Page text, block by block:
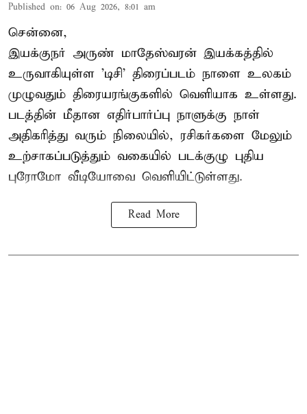
Published on: 06 Aug 2026, 8:01 am
சென்னை,
இயக்குநர் அருண் மாதேஸ்வரன் இயக்கத்தில்
உருவாகியுள்ள 'டிசி' திரைப்படம் நாளை உலகம்
முழுவதும் திரையரங்குகளில் வெளியாக உள்ளது.
படத்தின் மீதான எதிர்பார்ப்பு நாளுக்கு நாள்
அதிகரித்து வரும் நிலையில், ரசிகர்களை மேலும்
உற்சாகப்படுத்தும் வகையில் படக்குழு புதிய
புரோமோ வீடியோவை வெளியிட்டுள்ளது.
Read More